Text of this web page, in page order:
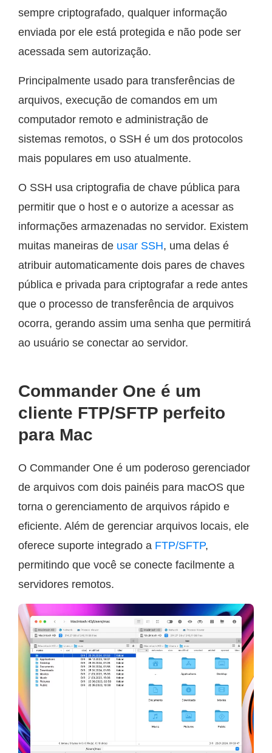
sempre criptografado, qualquer informação
enviada por ele está protegida e não pode ser
acessada sem autorização.
Principalmente usado para transferências de
arquivos, execução de comandos em um
computador remoto e administração de
sistemas remotos, o SSH é um dos protocolos
mais populares em uso atualmente.
O SSH usa criptografia de chave pública para
permitir que o host e o autorize a acessar as
informações armazenadas no servidor. Existem
muitas maneiras de usar SSH, uma delas é
atribuir automaticamente dois pares de chaves
pública e privada para criptografar a rede antes
que o processo de transferência de arquivos
ocorra, gerando assim uma senha que permitirá
ao usuário se conectar ao servidor.
Commander One é um
cliente FTP/SFTP perfeito
para Mac
O Commander One é um poderoso gerenciador
de arquivos com dois painéis para macOS que
torna o gerenciamento de arquivos rápido e
eficiente. Além de gerenciar arquivos locais, ele
oferece suporte integrado a FTP/SFTP,
permitindo que você se conecte facilmente a
servidores remotos.